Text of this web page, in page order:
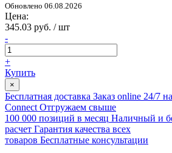
Обновлено 06.08.2026
Цена:
345.03 руб. / шт
-
+
Купить
×
Бесплатная доставка Заказ online 24/7
Connect Отгружаем свыше
100 000 позиций в месяц Наличный и
расчет Гарантия качества всех
товаров Бесплатные консультации